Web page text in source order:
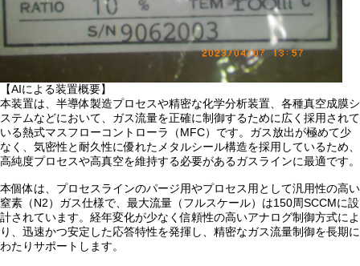
【AIによる装置概要】
本装置は、半導体製造プロセスや精密な化学分析装置、各種真空成膜シ
ステムなどにおいて、ガス流量を正確に制御するために広く採用されて
いる熱式マスフローコントローラ（MFC）です。ガス放出が極めて少
なく、気密性と耐久性に優れたメタルシール構造を採用しているため、
高純度プロセスや高真空を維持する必要があるガスラインに最適です。
本個体は、プロセスラインのパージ用やプロセス用として汎用性の高い
窒素（N2）ガス仕様で、最大流量（フルスケール）は150周SCCMに設
計されています。経年変化が少なく信頼性の高いアナログ制御方式によ
り、迅速かつ安定した応答特性を発揮し、精密なガス流量制御を長期に
わたりサポートします。